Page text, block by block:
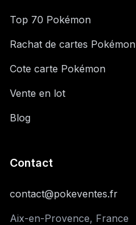
Top 70 Pokémon
Rachat de cartes Pokémon
Cote carte Pokémon
Vente en lot
Blog
Contact
contact@pokeventes.fr
Aix-en-Provence, France